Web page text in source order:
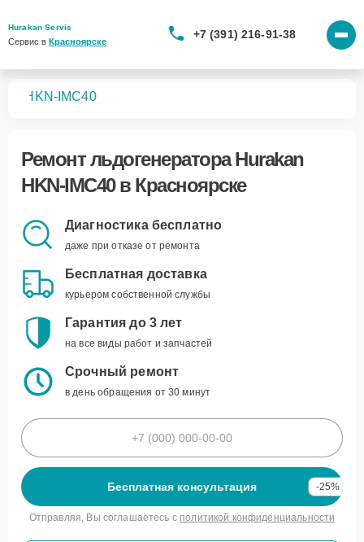
Hurakan Servis
Сервис в Красноярске
+7 (391) 216-91-38
HKN-IMC40
Ремонтльдогенератора Hurakan
HKN-IMC40в Красноярске
Диагностика бесплатно
даже при отказе от ремонта
Бесплатная доставка
курьером собственной службы
Гарантия до 3 лет
на все виды работ и запчастей
Срочный ремонт
в день обращения от 30 минут
Бесплатная консультация -25%
Отправляя, Вы соглашаетесь с политикой конфиденциальности